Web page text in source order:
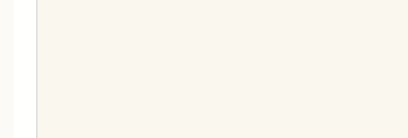
.............